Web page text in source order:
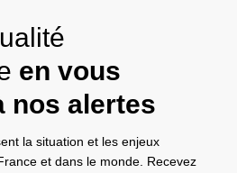
en vous
nos alertes
la situation et les enjeux
et dans le monde. Recevez